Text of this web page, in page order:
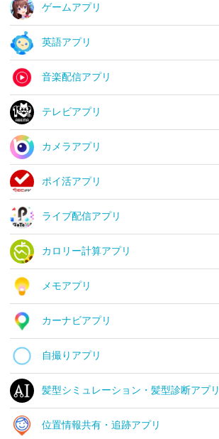
ゲームアプリ
英語アプリ
音楽配信アプリ
テレビアプリ
カメラアプリ
ポイ活アプリ
ライブ配信アプリ
カロリー計算アプリ
メモアプリ
カーナビアプリ
自撮りアプリ
髪型シミュレーション・髪型診断アプリ
位置情報共有・追跡アプリ